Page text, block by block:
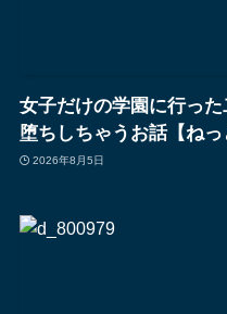
女子だけの学園に行っ
堕ちしちゃうお話【ねっ
2026年8月5日